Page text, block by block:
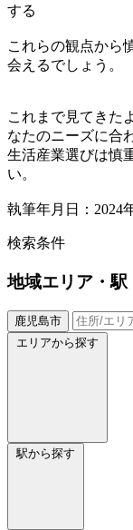
する
これらの観点から
会えるでしょう。
これまで見てきた
なたのニーズに合
生活産業選びは慎
い。
執筆年月日：2024
検索条件
地域エリア・駅
鹿児島市
エリアから探す
駅から探す